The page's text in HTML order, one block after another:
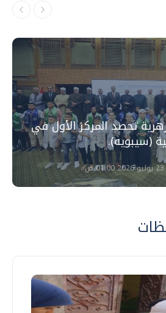
تحصد المركز الأول في
(سيبويه).